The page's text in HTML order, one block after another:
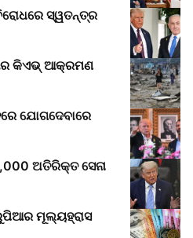
ସ୍ୱତନ୍ତ୍ର
କିଏଭ୍‌ ଆକ୍ରମଣ
ଯୋଗଦେବାରେ
ଅତିରିକ୍ତ ସେନା
ମୂଲ୍ୟହ୍ରାସ